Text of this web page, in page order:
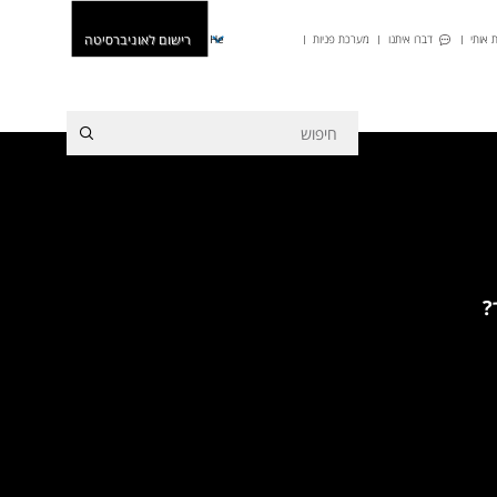
אותי דברו איתנו מערכת פניות He רישום לאוניברסיטה